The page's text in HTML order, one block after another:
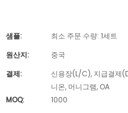
샘플:
최소 주문 수량: 1세트
원산지:
중국
결제:
신용장(L/C), 지급결제
니온, 머니그램, OA
MOQ:
1000